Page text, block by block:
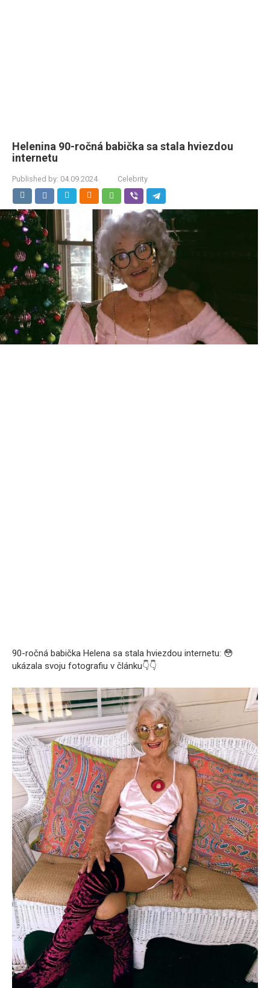
Helenina 90-ročná babička sa stala hviezdou
internetu
Published by: 04.09.2024 Celebrity
90-ročná babička Helena sa stala hviezdou internetu: 😳
ukázala svoju fotografiu v článku👇👇